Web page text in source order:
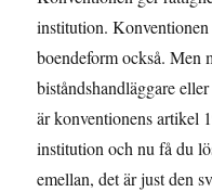
institution.
boendeform också. Men
biståndshandläggare
är konventionens artikel
institution och nu få du
emellan, det är just den